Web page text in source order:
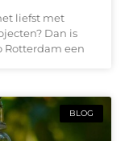
liefst met
Dan is
Rotterdam een
BLOG